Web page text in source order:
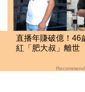
直播年賺破億！46
紅「肥大叔」離